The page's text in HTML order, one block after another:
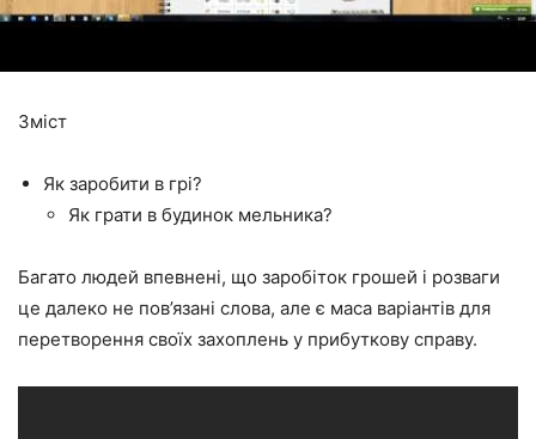
Зміст
Як заробити в грі?
Як грати в будинок мельника?
Багато людей впевнені, що заробіток грошей і розваги
це далеко не пов’язані слова, але є маса варіантів для
перетворення своїх захоплень у прибуткову справу.